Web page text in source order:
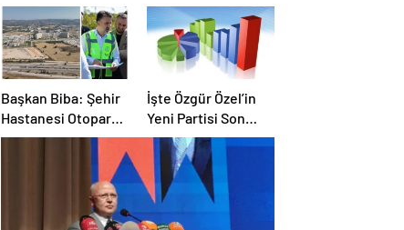
Başkan Biba: Şehir
Hastanesi Otoparkı
Bu Ay Hizmete
İşte Özgür Özel’in
Yeni Partisi Son
Anket !